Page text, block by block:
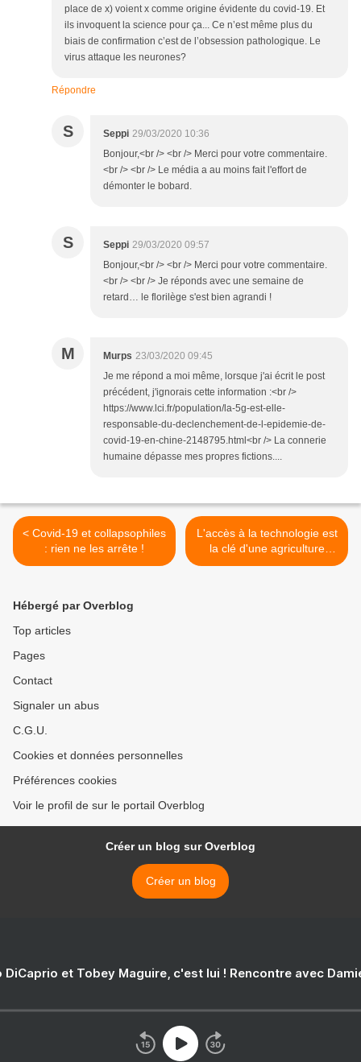
place de x) voient x comme origine évidente du covid-19. Et
ils invoquent la science pour ça... Ce n’est même plus du
biais de confirmation c’est de l’obsession pathologique. Le
virus attaque les neurones?
Répondre
S Seppi 29/03/2020 10:36
Bonjour,<br /> <br /> Merci pour votre commentaire.
<br /> <br /> Le média a au moins fait l'effort de
démonter le bobard.
S Seppi 29/03/2020 09:57
Bonjour,<br /> <br /> Merci pour votre commentaire.
<br /> <br /> Je réponds avec une semaine de
retard… le florilège s'est bien agrandi !
M Murps 23/03/2020 09:45
Je me répond a moi même, lorsque j'ai écrit le post
précédent, j'ignorais cette information :<br />
https://www.lci.fr/population/la-5g-est-elle-
responsable-du-declenchement-de-l-epidemie-de-
covid-19-en-chine-2148795.html<br /> La connerie
humaine dépasse mes propres fictions....
< Covid-19 et collapsophiles
: rien ne les arrête !
L'accès à la technologie est
la clé d'une agriculture
durable, peu importe où
Hébergé par Overblog
Top articles
Pages
Contact
Signaler un abus
C.G.U.
Cookies et données personnelles
Préférences cookies
Voir le profil de sur le portail Overblog
Créer un blog sur Overblog
Créer un blog
DiCaprio et Tobey Maguire, c'est lui ! Rencontre avec